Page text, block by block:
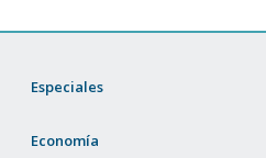
Especiales
Economía